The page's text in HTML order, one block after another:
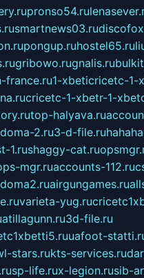
pronso54.ru
smartnews03.ru
pongup.ruhostel65.ru
gribowo.rugnalis.ru
france.ru1-xbeticricetc-1-
cricetc-1-xbetr-1-
top-halyava.ru
2.ru3-d-file.ru
1.rushaggy-cat.ru
mgr.ruaccounts-112.ru
airgungames.ru
varieta-yug.ru
atillagunn.ru3d-file.ru
uafoot-
stars.rukts-services.ru
sp-life.rux-legion.rusib-